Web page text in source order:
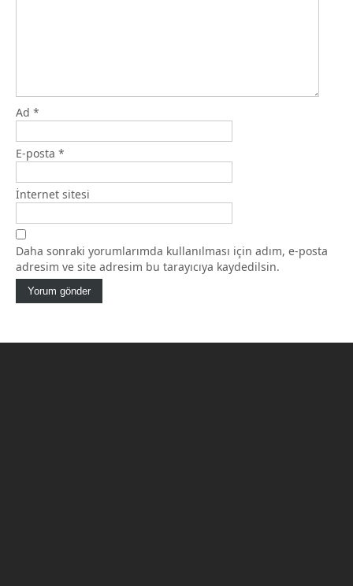
Ad *
E-posta *
İnternet sitesi
Daha sonraki yorumlarımda kullanılması için adım, e-posta
adresim ve site adresim bu tarayıcıya kaydedilsin.